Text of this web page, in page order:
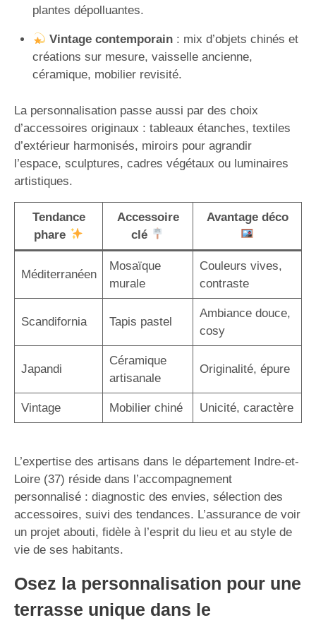
plantes dépolluantes.
Vintage contemporain: mix d’objets chinés et
créations sur mesure, vaisselle ancienne,
céramique, mobilier revisité.
La personnalisation passe aussi par des choix
d’accessoires originaux : tableaux étanches, textiles
d’extérieur harmonisés, miroirs pour agrandir
l’espace, sculptures, cadres végétaux ou luminaires
artistiques.
Tendance
phare
Accessoire
clé
Avantage déco
Méditerranéen
Mosaïque
murale
Couleurs vives,
contraste
Scandifornia Tapis pastel
Ambiance douce,
cosy
Japandi
Céramique
artisanale
Originalité, épure
Vintage Mobilier chiné Unicité, caractère
L’expertise des artisans dans le département Indre-et-
Loire (37) réside dans l’accompagnement
personnalisé : diagnostic des envies, sélection des
accessoires, suivi des tendances. L’assurance de voir
un projet abouti, fidèle à l’esprit du lieu et au style de
vie de ses habitants.
Osez la personnalisation pour une
terrasse unique dans le